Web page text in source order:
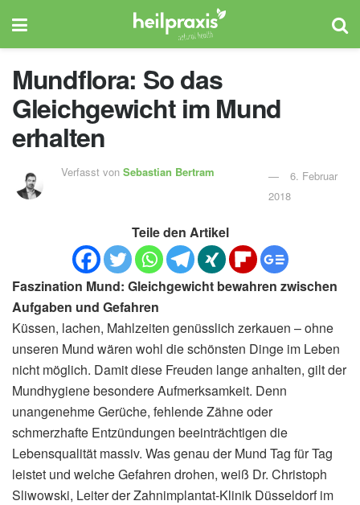
Mundflora: So das
Gleichgewicht im Mund
erhalten
Verfasst vonSebastian Bertram
6. Februar
2018
Teile den Artikel
Faszination Mund: Gleichgewicht bewahren zwischen
Aufgaben und Gefahren
Küssen, lachen, Mahlzeiten genüsslich zerkauen – ohne
unseren Mund wären wohl die schönsten Dinge im Leben
nicht möglich. Damit diese Freuden lange anhalten, gilt der
Mundhygiene besondere Aufmerksamkeit. Denn
unangenehme Gerüche, fehlende Zähne oder
schmerzhafte Entzündungen beeinträchtigen die
Lebensqualität massiv. Was genau der Mund Tag für Tag
leistet und welche Gefahren drohen, weiß Dr. Christoph
Sliwowski, Leiter der Zahnimplantat-Klinik Düsseldorf im